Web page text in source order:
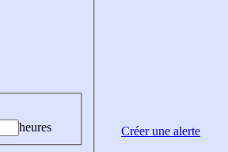
heures
Créer une alerte